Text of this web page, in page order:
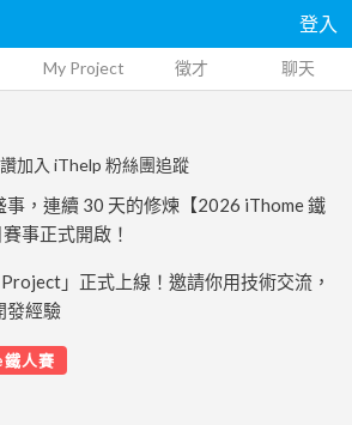
登入
My Project 徵才 聊天
加入 iThelp 粉絲團追蹤
事，連續 30 天的修煉【2026 iThome 鐵
事正式開啟！
」正式上線！邀請你用技術交流，
發經驗
人賽